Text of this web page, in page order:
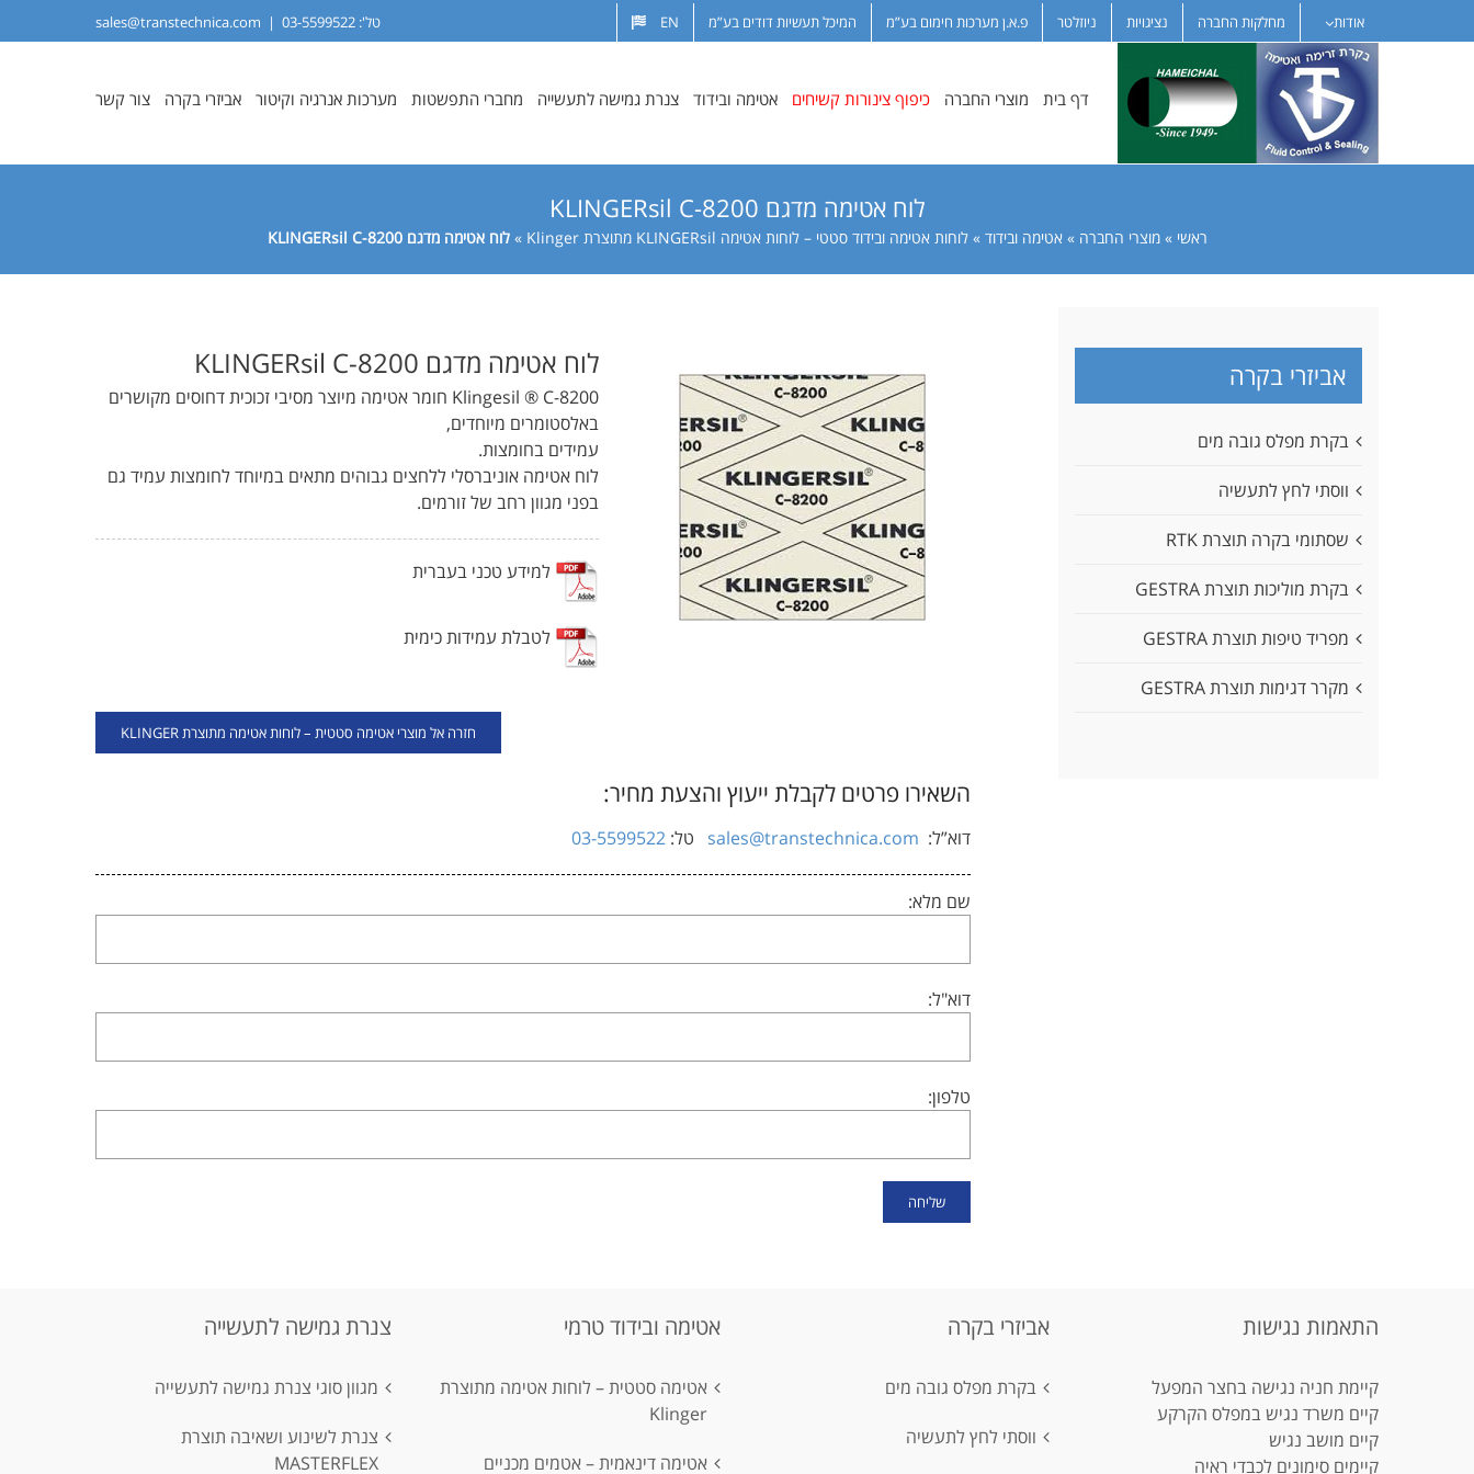
לתוכן
אודות מחלקות החברה נציגויות ניוזלטר פ.א.ן מערכות חימום בע”מ המיכל תעשיות דודים בע”מ EN טל': 03-5599522
|
sales@transtechnica.com
דף בית מוצרי החברה כיפוף צינורות קשיחים אטימה ובידוד צנרת גמישה לתעשייה מחברי התפשטות מערכות אנרגיה וקיטור אביזרי בקרה צור קשר
לוח אטימה מדגם KLINGERsil C-8200
ראשי »מוצרי החברה » אטימה ובידוד »לוחות אטימה ובידוד סטטי – לוחות אטימה KLINGERsil מתוצרת Klinger »לוח אטימה מדגם KLINGERsil C-8200
לוח אטימה מדגם KLINGERsil C-8200
Klingesil ® C-8200 חומר אטימה מיוצר מסיבי זכוכית דחוסים מקושרים
באלסטומרים מיוחדים,
עמידים בחומצות.
לוח אטימה אוניברסלי ללחצים גבוהים מתאים במיוחד לחומצות עמיד גם
בפני מגוון רחב של זורמים.
למידע טכני בעברית
לטבלת עמידות כימית
חזרה אל מוצרי אטימה סטטית – לוחות אטימה מתוצרת KLINGER
השאירו פרטים לקבלת ייעוץ והצעת מחיר:
דוא”ל: sales@transtechnica.com טל:03-5599522
שם מלא:
דוא"ל:
טלפון:
אביזרי בקרה
בקרת מפלס גובה מים
ווסתי לחץ לתעשיה
שסתומי בקרה תוצרת RTK
בקרת מוליכות תוצרת GESTRA
מפריד טיפות תוצרת GESTRA
מקרר דגימות תוצרת GESTRA
התאמות נגישות
קיימת חניה נגישה בחצר המפעל
קיים משרד נגיש במפלס הקרקע
קיים מושב נגיש
קיימים סימונים לכבדי ראיה
אביזרי בקרה
בקרת מפלס גובה מים
ווסתי לחץ לתעשיה
אטימה ובידוד טרמי
אטימה סטטית – לוחות אטימה מתוצרת
Klinger
אטימה דינאמית – אטמים מכניים
צנרת גמישה לתעשייה
מגוון סוגי צנרת גמישה לתעשייה
צנרת לשינוע ושאיבה תוצרת
MASTERFLEX